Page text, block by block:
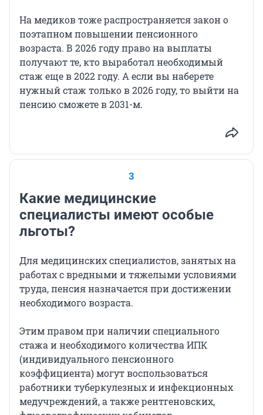
На медиков тоже распространяется закон о
поэтапном повышении пенсионного
возраста. В 2026 году право на выплаты
получают те, кто выработал необходимый
стаж еще в 2022 году. А если вы наберете
нужный стаж только в 2026 году, то выйти на
пенсию сможете в 2031-м.
3
Какие медицинские
специалисты имеют особые
льготы?
Для медицинских специалистов, занятых на
работах с вредными и тяжелыми условиями
труда, пенсия назначается при достижении
необходимого возраста.
Этим правом при наличии специального
стажа и необходимого количества ИПК
(индивидуального пенсионного
коэффициента) могут воспользоваться
работники туберкулезных и инфекционных
медучреждений, а также рентгеновских,